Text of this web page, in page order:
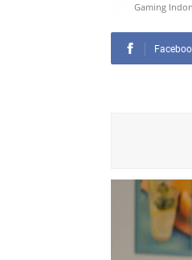
Gaming